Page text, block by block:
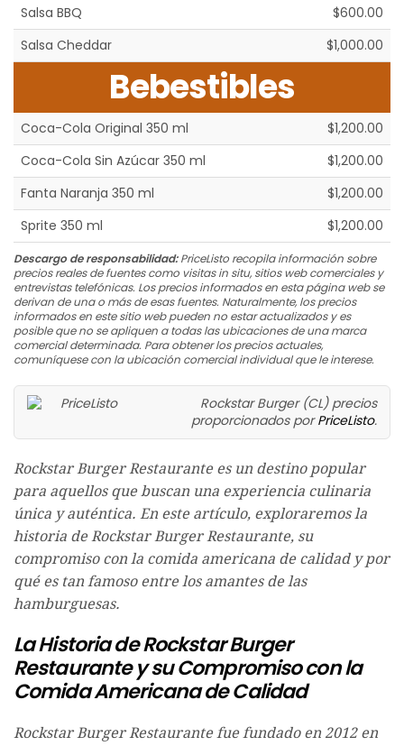
Salsa BBQ
$600.00
Salsa Cheddar
$1,000.00
Bebestibles
Coca-Cola Original 350 ml
$1,200.00
Coca-Cola Sin Azúcar 350 ml
$1,200.00
Fanta Naranja 350 ml
$1,200.00
Sprite 350 ml
$1,200.00
Descargo de responsabilidad:PriceListo recopila información sobre
precios reales de fuentes como visitas in situ, sitios web comerciales y
entrevistas telefónicas. Los precios informados en esta página web se
derivan de una o más de esas fuentes. Naturalmente, los precios
informados en este sitio web pueden no estar actualizados y es
posible que no se apliquen a todas las ubicaciones de una marca
comercial determinada. Para obtener los precios actuales,
comuníquese con la ubicación comercial individual que le interese.
Rockstar Burger (CL) precios
proporcionados porPriceListo.
Rockstar Burger Restaurante es un destino popular
para aquellos que buscan una experiencia culinaria
única y auténtica. En este artículo, exploraremos la
historia de Rockstar Burger Restaurante, su
compromiso con la comida americana de calidad y por
qué es tan famoso entre los amantes de las
hamburguesas.
La Historia de Rockstar Burger
Restaurante y su Compromiso con la
Comida Americana de Calidad
Rockstar Burger Restaurante fue fundado en 2012 en